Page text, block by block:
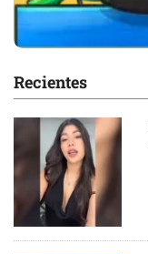
Recientes